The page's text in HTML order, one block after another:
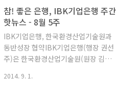
참! 좋은 은행, IBK기업은행 주간
핫뉴스 - 8월 5주
IBK기업은행, 한국환경산업기술원과
동반성장 협약IBK기업은행(행장 권선
주)은 한국환경산업기술원(원장 김용
친환경기업 지원을 위해 총 150억원
2014. 9. 1.